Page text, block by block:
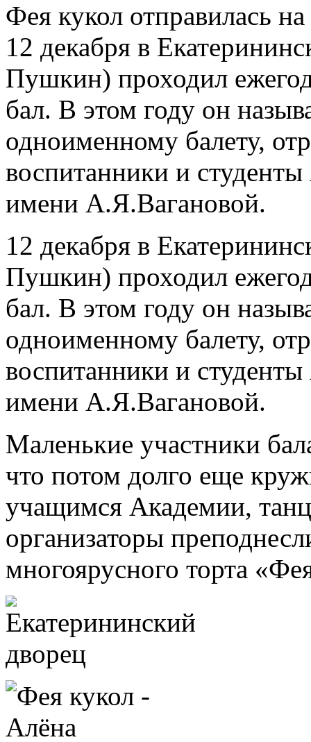
Фея кукол отправилась
12 декабря в
Пушкин) проходил
бал. В этом году он
одноименному балету,
воспитанники и
имени А.Я.Вагановой.
12 декабря в
Пушкин) проходил
бал. В этом году он
одноименному балету,
воспитанники и
имени А.Я.Вагановой.
Маленькие участники
что потом долго еще
учащимся Академии,
организаторы
многоярусного торта